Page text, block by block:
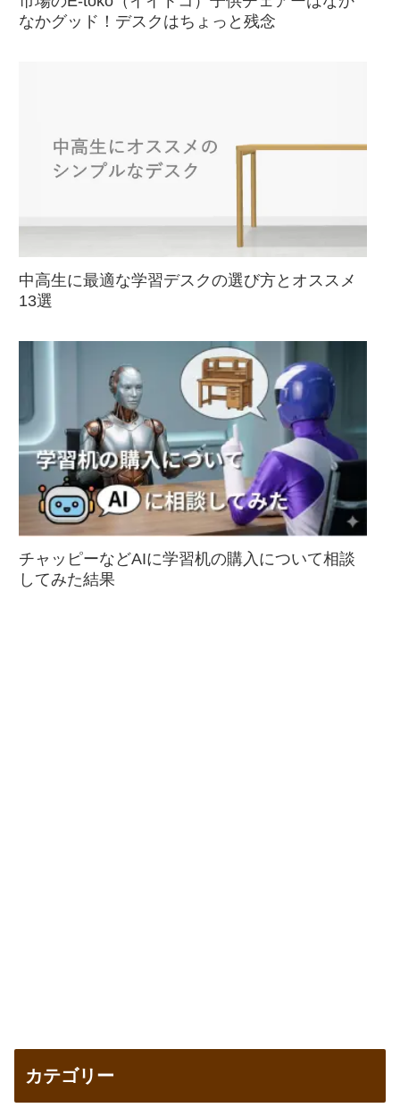
なかグッド！デスクはちょっと残念
中高生に最適な学習デスクの選び方とオススメ
13選
チャッピーなどAIに学習机の購入について相談
してみた結果
カテゴリー